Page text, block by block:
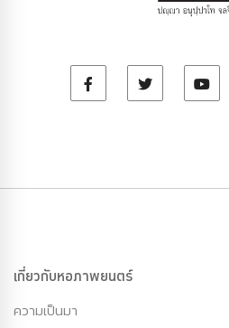
เกี่ยวกับหอภาพยนตร์
ความเป็นมา